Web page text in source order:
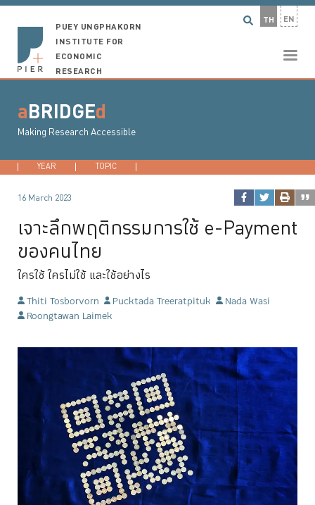
TH EN
PUEY UNGPHAKORN
INSTITUTE FOR
ECONOMIC
RESEARCH
aBRIDGEd
Making Research Accessible
YEAR 2026 2025
TOPIC
16 March 2023
เจาะลึกพฤติกรรมการใช้ e-Payment
ของคนไทย
ใครใช้ ใครไม่ใช้ และใช้อย่างไร
Thiti Tosborvorn Pucktada Treeratpituk
Nada Wasi
Roongtawan Laimek